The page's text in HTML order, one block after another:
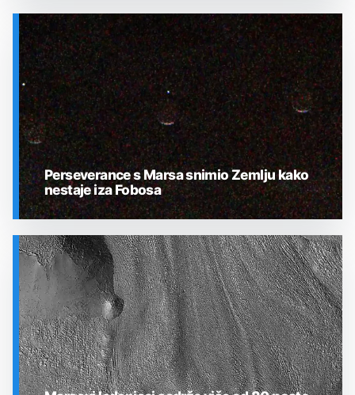
SVEMIR
SVEMIR
Perseverance s Marsa snimio Zemlju kako
nestaje iza Fobosa